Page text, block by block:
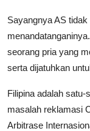
Sayangnya AS
seorang pria yang
serta dijatuhkan
Filipina adalah
masalah reklamasi
Arbitrase